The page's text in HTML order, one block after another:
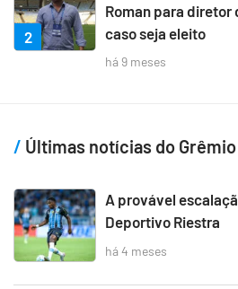
2
Roman para diretor
caso seja eleito
há 9 meses
Últimas notícias do Grêmio
A provável
Deportivo Riestra
há 4 meses